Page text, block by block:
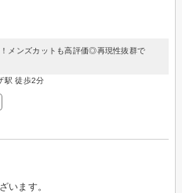
メンズカットも高評価◎再現性抜群で
駅 徒歩2分
います。